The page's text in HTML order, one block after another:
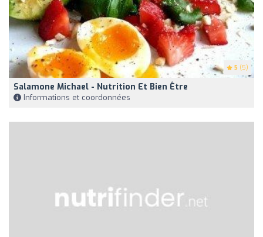
5 (5)
Salamone Michael - Nutrition Et Bien Être
Informations et coordonnées